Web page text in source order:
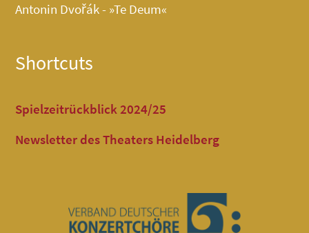
Antonin Dvořák - »Te Deum«
Shortcuts
Spielzeitrückblick 2024/25
Newsletter des Theaters Heidelberg